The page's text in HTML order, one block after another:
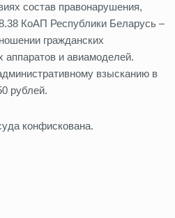
состав правонарушения,
КоАП Республики Беларусь –
гражданских
аппаратов и авиамоделей.
взысканию в
рублей.
конфискована.